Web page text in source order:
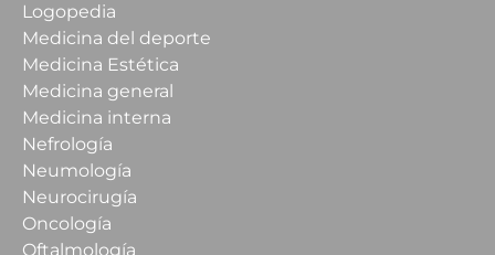
Logopedia
Medicina del deporte
Medicina Estética
Medicina general
Medicina interna
Nefrología
Neumología
Neurocirugía
Oncología
Oftalmología